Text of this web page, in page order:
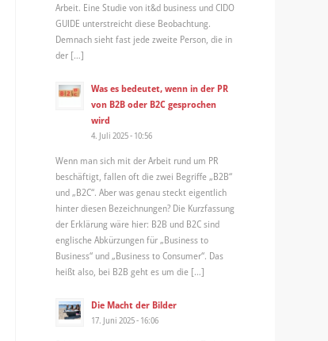
Arbeit. Eine Studie von it&d business und CIDO
GUIDE unterstreicht diese Beobachtung.
Demnach sieht fast jede zweite Person, die in
der […]
Was es bedeutet, wenn in der PR
von B2B oder B2C gesprochen
wird
4. Juli 2025 - 10:56
Wenn man sich mit der Arbeit rund um PR
beschäftigt, fallen oft die zwei Begriffe „B2B“
und „B2C“. Aber was genau steckt eigentlich
hinter diesen Bezeichnungen? Die Kurzfassung
der Erklärung wäre hier: B2B und B2C sind
englische Abkürzungen für „Business to
Business“ und „Business to Consumer“. Das
heißt also, bei B2B geht es um die […]
Die Macht der Bilder
17. Juni 2025 - 16:06